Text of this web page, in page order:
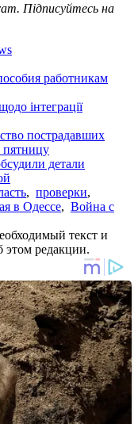
Підписуйтесь на
работникам
інтеграції
пострадавших
пятницу
детали
, проверки,
в Одессе, Война с
текст и
этом редакции.